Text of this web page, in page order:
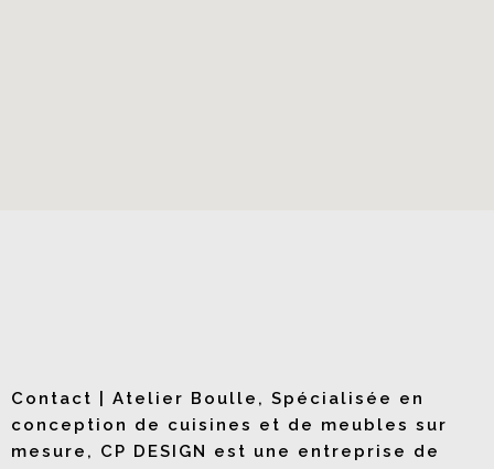
Contact | Atelier Boulle, Spécialisée en
conception de cuisines et de meubles sur
mesure, CP DESIGN est une entreprise de